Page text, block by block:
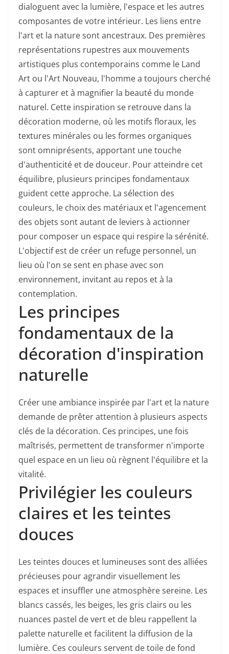
dialoguent avec la lumière, l'espace et les autres
composantes de votre intérieur. Les liens entre
l'art et la nature sont ancestraux. Des premières
représentations rupestres aux mouvements
artistiques plus contemporains comme le Land
Art ou l'Art Nouveau, l'homme a toujours cherché
à capturer et à magnifier la beauté du monde
naturel. Cette inspiration se retrouve dans la
décoration moderne, où les motifs floraux, les
textures minérales ou les formes organiques
sont omniprésents, apportant une touche
d'authenticité et de douceur. Pour atteindre cet
équilibre, plusieurs principes fondamentaux
guident cette approche. La sélection des
couleurs, le choix des matériaux et l'agencement
des objets sont autant de leviers à actionner
pour composer un espace qui respire la sérénité.
L'objectif est de créer un refuge personnel, un
lieu où l'on se sent en phase avec son
environnement, invitant au repos et à la
contemplation.
Les principes
fondamentaux de la
décoration d'inspiration
naturelle
Créer une ambiance inspirée par l'art et la nature
demande de prêter attention à plusieurs aspects
clés de la décoration. Ces principes, une fois
maîtrisés, permettent de transformer n'importe
quel espace en un lieu où règnent l'équilibre et la
vitalité.
Privilégier les couleurs
claires et les teintes
douces
Les teintes douces et lumineuses sont des alliées
précieuses pour agrandir visuellement les
espaces et insuffler une atmosphère sereine. Les
blancs cassés, les beiges, les gris clairs ou les
nuances pastel de vert et de bleu rappellent la
palette naturelle et facilitent la diffusion de la
lumière. Ces couleurs servent de toile de fond